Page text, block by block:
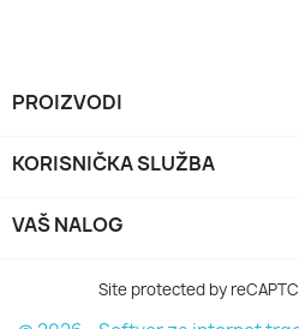
PROIZVODI
KORISNIČKA SLUŽBA
VAŠ NALOG
Site protected by